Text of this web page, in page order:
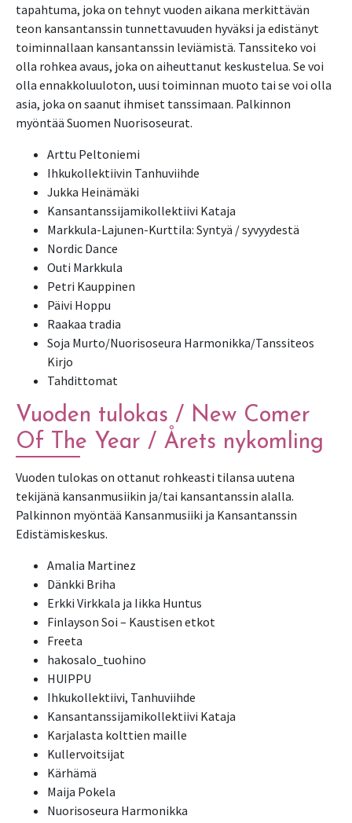
tapahtuma, joka on tehnyt vuoden aikana merkittävän
teon kansantanssin tunnettavuuden hyväksi ja edistänyt
toiminnallaan kansantanssin leviämistä. Tanssiteko voi
olla rohkea avaus, joka on aiheuttanut keskustelua. Se voi
olla ennakkoluuloton, uusi toiminnan muoto tai se voi olla
asia, joka on saanut ihmiset tanssimaan. Palkinnon
myöntää Suomen Nuorisoseurat.
Arttu Peltoniemi
Ihkukollektiivin Tanhuviihde
Jukka Heinämäki
Kansantanssijamikollektiivi Kataja
Markkula-Lajunen-Kurttila: Syntyä / syvyydestä
Nordic Dance
Outi Markkula
Petri Kauppinen
Päivi Hoppu
Raakaa tradia
Soja Murto/Nuorisoseura Harmonikka/Tanssiteos
Kirjo
Tahdittomat
Vuoden tulokas / New Comer
Of The Year / Årets nykomling
Vuoden tulokas on ottanut rohkeasti tilansa uutena
tekijänä kansanmusiikin ja/tai kansantanssin alalla.
Palkinnon myöntää Kansanmusiiki ja Kansantanssin
Edistämiskeskus.
Amalia Martinez
Dänkki Briha
Erkki Virkkala ja Iikka Huntus
Finlayson Soi – Kaustisen etkot
Freeta
hakosalo_tuohino
HUIPPU
Ihkukollektiivi, Tanhuviihde
Kansantanssijamikollektiivi Kataja
Karjalasta kolttien maille
Kullervoitsijat
Kärhämä
Maija Pokela
Nuorisoseura Harmonikka